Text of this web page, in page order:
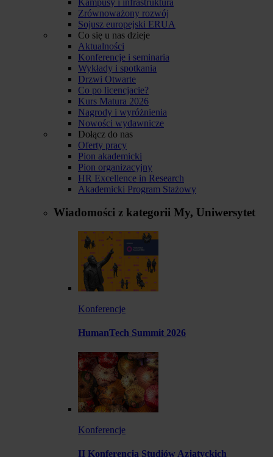
Zrównoważony rozwój
Sojusz europejski ERUA
Co się u nas dzieje
Aktualności
Konferencje i seminaria
Wykłady i spotkania
Drzwi Otwarte
Co po licencjacie?
Kurs Matura 2026
Nagrody i wyróżnienia
Nowości wydawnicze
Dołącz do nas
Oferty pracy
Pion akademicki
Pion organizacyjny
HR Excellence in Research
Akademicki Program Stażowy
Wiadomości z kategorii My, Uniwersytet
Konferencje
HumanTech Summit 2026
Konferencje
II Konferencja Studiów Azjatyckich